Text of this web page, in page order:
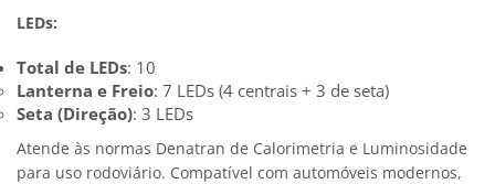
LEDs:
Total de LEDs: 10
Lanterna e Freio: 7 LEDs (4 centrais + 3 de seta)
Seta (Direção): 3 LEDs
Atende às normas Denatran de Calorimetria e Luminosidade
para uso rodoviário. Compatível com automóveis modernos,